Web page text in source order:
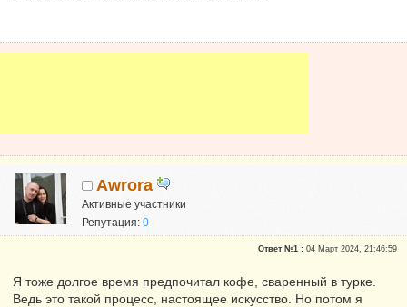
Awrora
Активные участники
Репутация:0
Ответ №1 :04 Март 2024, 21:46:59
Я тоже долгое время предпочитал кофе, сваренный в турке.
Ведь это такой процесс, настоящее искусство. Но потом я